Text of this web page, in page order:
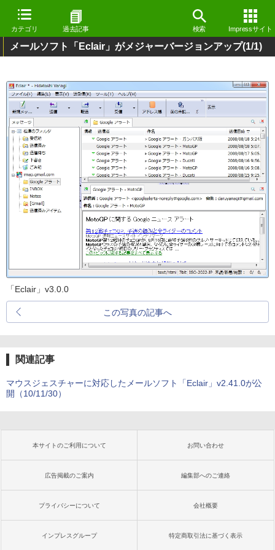
カテゴリ 過去記事 検索 Impressサイト
メールソフト「Eclair」がメジャーバージョンアップ(1/1)
「Eclair」v3.0.0
この写真の記事へ
関連記事
マウスジェスチャーに対応したメールソフト「Eclair」v2.41.0が公
開（10/11/30）
本サイトのご利用について お問い合わせ
広告掲載のご案内 編集部へのご連絡
プライバシーについて 会社概要
インプレスグループ 特定商取引法に基づく表示